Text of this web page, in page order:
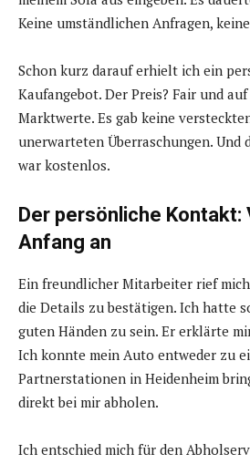
Keine umständlichen Anfragen,
Schon kurz darauf erhielt ich ein
Kaufangebot. Der Preis? Fair und
Marktwerte. Es gab keine
unerwarteten Überraschungen. Und
war kostenlos.
Der persönliche Kontakt:
Anfang an
Ein freundlicher Mitarbeiter rief
die Details zu bestätigen. Ich hatte
guten Händen zu sein. Er erklärte
Ich konnte mein Auto entweder zu
Partnerstationen in Heidenheim
direkt bei mir abholen.
Ich entschied mich für den